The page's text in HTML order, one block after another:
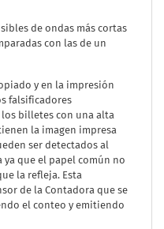
de ondas más cortas
con las de un
y en la impresión
falsificadores
billetes con una alta
la imagen impresa
ser detectados al
que el papel común no
la refleja. Esta
de la Contadora que se
el conteo y emitiendo